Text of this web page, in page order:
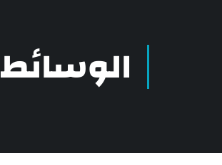
الوسائط